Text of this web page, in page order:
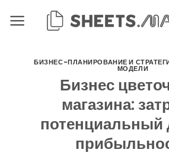
БИЗНЕС-ПЛАНИРОВАНИЕ И
МОДЕЛИ
Бизнес
магазина:
потенциальный